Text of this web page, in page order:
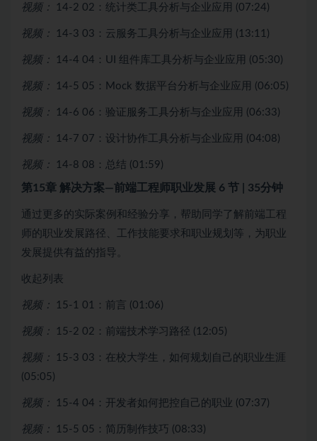
视频： 14-2 02：统计类工具分析与企业应用 (07:24)
视频： 14-3 03：云服务工具分析与企业应用 (13:11)
视频： 14-4 04：UI 组件库工具分析与企业应用 (05:30)
视频： 14-5 05：Mock 数据平台分析与企业应用 (06:05)
视频： 14-6 06：验证服务工具分析与企业应用 (06:33)
视频： 14-7 07：设计协作工具分析与企业应用 (04:08)
视频： 14-8 08：总结 (01:59)
第15章 解决方案—前端工程师职业发展 6 节 | 35分钟
通过更多的实际案例和经验分享，帮助同学了解前端工程
师的职业发展路径、工作技能要求和职业规划等，为职业
发展提供有益的指导。
收起列表
视频： 15-1 01：前言 (01:06)
视频： 15-2 02：前端技术学习路径 (12:05)
视频：
15-3 03：在校大学生，如何规划自己的职业生涯
(05:05)
视频： 15-4 04：开发者如何把控自己的职业 (07:37)
视频： 15-5 05：简历制作技巧 (08:33)